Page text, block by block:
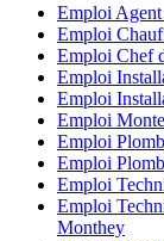
Emploi
Emploi
Emploi Chef
Emploi
Emploi
Emploi
Emploi
Emploi
Emploi
Emploi
Monthey